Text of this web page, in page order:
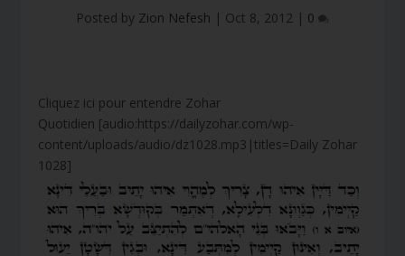
Posted by Zion Nefesh | Oct 8, 2012 | 0
Cliquez ici pour entendre Zohar
Quotidien [audio:https://dailyzohar.com/wp-
content/uploads/audio/dz1028.mp3|titles=Daily Zohar
1028]